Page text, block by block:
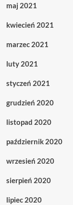
maj 2021
kwiecień 2021
marzec 2021
luty 2021
styczeń 2021
grudzień 2020
listopad 2020
październik 2020
wrzesień 2020
sierpień 2020
lipiec 2020